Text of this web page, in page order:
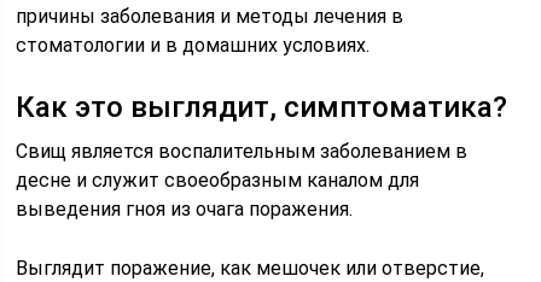
причины заболевания и методы лечения в
стоматологии и в домашних условиях.
Как это выглядит, симптоматика?
Свищ является воспалительным заболеванием в
десне и служит своеобразным каналом для
выведения гноя из очага поражения.
Выглядит поражение, как мешочек или отверстие,